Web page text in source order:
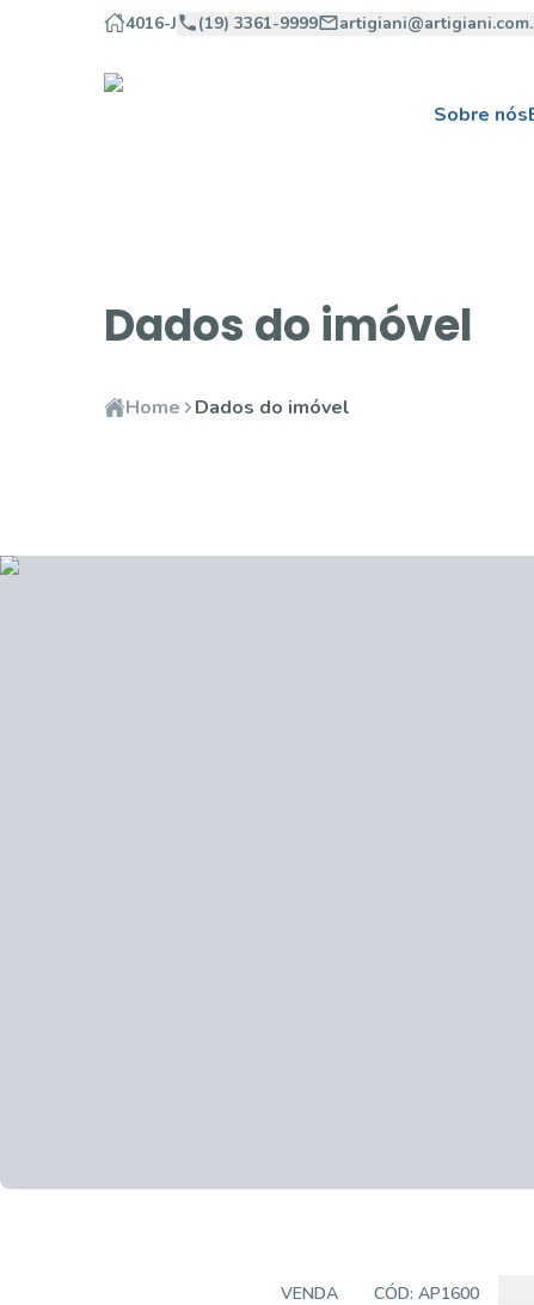
4016-J (19) 3361-9999
Sobre nós
Dados do imóvel
Home Dados do imóvel
VENDA CÓD: AP1600